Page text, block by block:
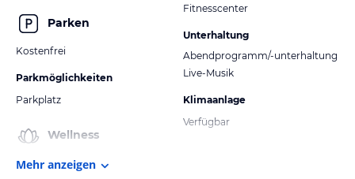
Parken
Kostenfrei
Parkmöglichkeiten
Parkplatz
Wellness
Fitnesscenter
Unterhaltung
Abendprogramm/-unterhaltung
Live-Musik
Klimaanlage
Verfügbar
Mehr anzeigen